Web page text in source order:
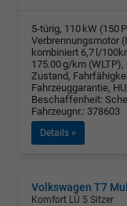
5-türig, 110 kW (150
Verbrennungsmotor
kombiniert 6,7 l/
175.00 g/km (WLTP),
Zustand,
Fahrzeuggarantie,
Beschaffenheit:
Fahrzeugnr.: 378603
Details »
Volkswagen T7
Komfort LÜ 5 Sitzer